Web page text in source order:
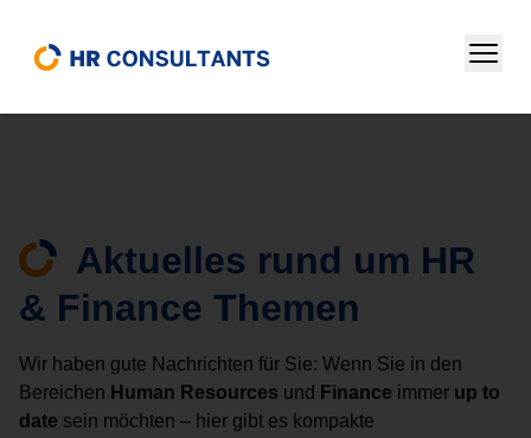
Home / News
Aktuelles rund um HR
& Finance Themen
Wir haben gute Nachrichten für Sie: Wenn Sie in den
Bereichen Human Resources und Finance immer up to
date sein möchten – hier gibt es kompakte